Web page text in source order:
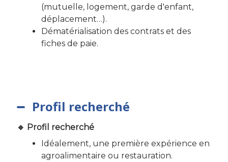
(mutuelle, logement, garde d'enfant,
déplacement…).
Dématérialisation des contrats et des
fiches de paie.
Profil recherché
🔹 Profil recherché
Idéalement, une première expérience en
agroalimentaire ou restauration.